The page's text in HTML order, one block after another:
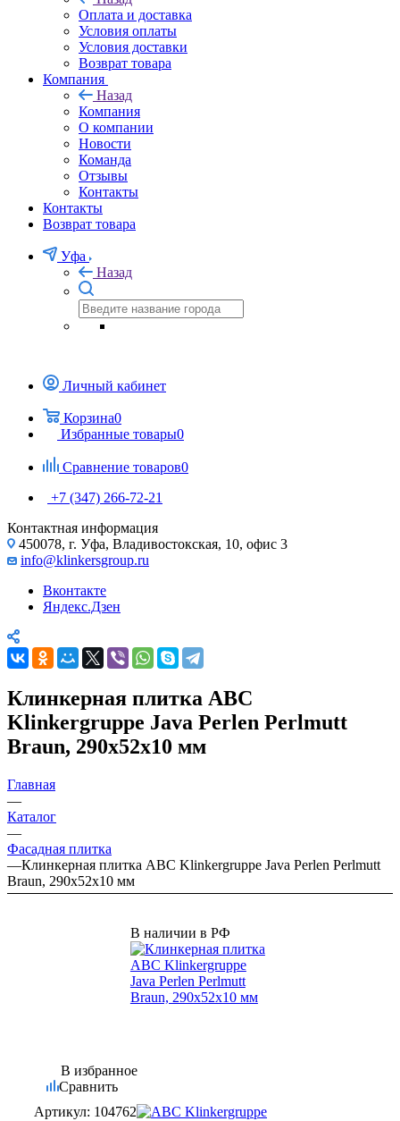
Оплата и доставка
Условия оплаты
Условия доставки
Возврат товара
Компания
Назад
Компания
О компании
Новости
Команда
Отзывы
Контакты
Контакты
Возврат товара
Уфа
Назад
Личный кабинет
Корзина0
Избранные товары0
Сравнение товаров0
+7 (347) 266-72-21
Контактная информация
450078, г. Уфа, Владивостокская, 10, офис 3
info@klinkersgroup.ru
Вконтакте
Яндекс.Дзен
Клинкерная плитка ABC
Klinkergruppe Java Perlen Perlmutt
Braun, 290х52х10 мм
Главная
—
Каталог
—
Фасадная плитка
—Клинкерная плитка ABC Klinkergruppe Java Perlen Perlmutt
Braun, 290х52х10 мм
В наличии в РФ
В избранное
Сравнить
Артикул: 104762